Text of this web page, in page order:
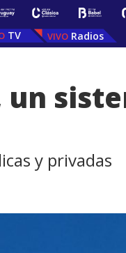
TV Radios
un
y privadas